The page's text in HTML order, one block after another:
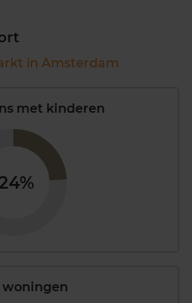
in Amsterdam
met kinderen
woningen